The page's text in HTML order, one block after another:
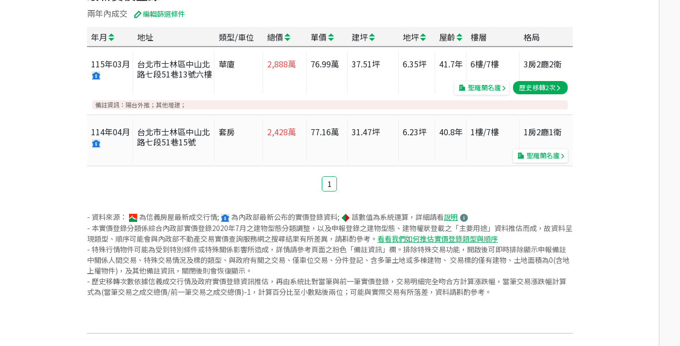
兩年內成交 編輯篩選條件
年月 地址 類型/車位 總價 單價 建坪 地坪 屋齡 樓層 格局
115年03月
台北市士林區中山北
路七段51巷13號六樓
華廈 2,888萬 76.99萬 37.51坪 6.35坪 41.7年 6樓/7樓 3房2廳2衛
聖羅蘭名廬 歷史移轉2次
備註資訊： 陽台外推；其他增建；
114年04月
台北市士林區中山北
路七段51巷15號
套房 2,428萬 77.16萬 31.47坪 6.23坪 40.8年 1樓/7樓 1房2廳1衛
聖羅蘭名廬
1
- 資料來源： 為信義房屋最新成交行情; 為內政部最新公布的實價登錄資料; 該數值為系統運算，詳細請看說明
- 本實價登錄分類係綜合內政部實價登錄2020年7月之建物型態分類調整，以及申報登錄之建物型態、建物權狀登載之「主要用途」資料推估而成，故資料呈
現類型、順序可能會與內政部不動產交易實價查詢服務網之搜尋結果有所差異，請斟酌參考。 看看我們如何推估實價登錄類型與順序
- 特殊行情物件可能為受到特別條件或特殊關係影響所造成，詳情請參考頁面之粉色「備註資訊」欄。排除特殊交易功能，開啟後可即時排除顯示申報備註
中關係人間交易、特殊交易情況及標的類型、與政府有關之交易、僅車位交易、分件登記、含多筆土地或多棟建物、 交易標的僅有建物、土地面積為0(含地
上權物件)，及其他備註資訊，關閉後則會恢復顯示。
- 歷史移轉次數依據信義成交行情及政府實價登錄資訊推估，再由系統比對當筆與前一筆實價登錄，交易明細完全吻合方計算漲跌幅，當筆交易漲跌幅計算
式為(當筆交易之成交總價/前一筆交易之成交總價)-1，計算百分比至小數點後兩位；可能與實際交易有所落差，資料請斟酌參考。